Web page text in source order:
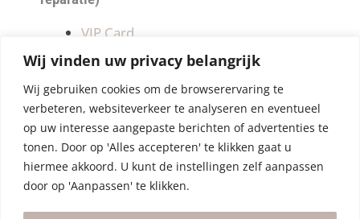
Wij vinden uw privacy belangrijk
Wij gebruiken cookies om de browserervaring te
verbeteren, websiteverkeer te analyseren en eventueel
op uw interesse aangepaste berichten of advertenties te
tonen. Door op 'Alles accepteren' te klikken gaat u
hiermee akkoord. U kunt de instellingen zelf aanpassen
door op 'Aanpassen' te klikken.
VIP Card
Retourneren
Betalen & verzendkosten
Privacy Policy
Algemene Voorwaarden